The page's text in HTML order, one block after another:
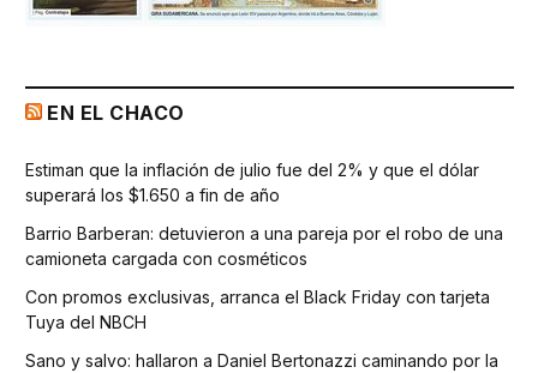
EN EL CHACO
Estiman que la inflación de julio fue del 2% y que el dólar
superará los $1.650 a fin de año
Barrio Barberan: detuvieron a una pareja por el robo de una
camioneta cargada con cosméticos
Con promos exclusivas, arranca el Black Friday con tarjeta
Tuya del NBCH
Sano y salvo: hallaron a Daniel Bertonazzi caminando por la